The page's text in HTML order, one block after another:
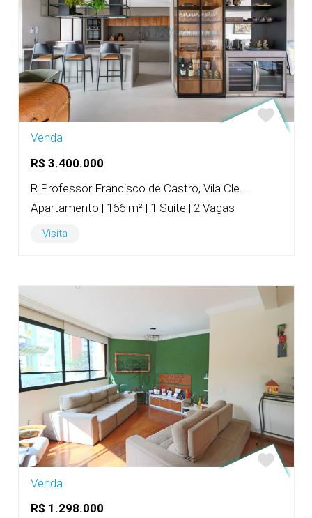
Venda
R$ 3.400.000
R Professor Francisco de Castro, Vila Clementino
Apartamento | 166 m² | 1 Suíte | 2 Vagas
Visita
Venda
R$ 1.298.000